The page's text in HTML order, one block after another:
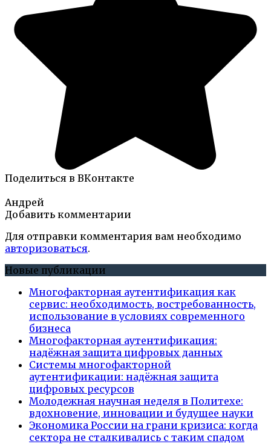
Поделиться в ВКонтакте
Андрей
Добавить комментарии
Для отправки комментария вам необходимо
авторизоваться.
Новые публикации
Многофакторная аутентификация как
сервис: необходимость, востребованность,
использование в условиях современного
бизнеса
Многофакторная аутентификация:
надёжная защита цифровых данных
Системы многофакторной
аутентификации: надёжная защита
цифровых ресурсов
Молодежная научная неделя в Политехе:
вдохновение, инновации и будущее науки
Экономика России на грани кризиса: когда
сектора не сталкивались с таким спадом